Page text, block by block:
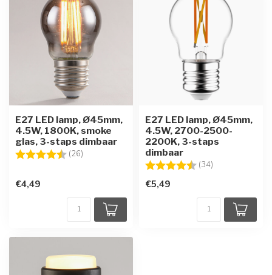
E27 LED lamp, Ø45mm,
4.5W, 1800K, smoke
glas, 3-staps dimbaar
Beoordeling: (26)
€4,49
E27 LED lamp, Ø45mm,
4.5W, 2700-2500-
2200K, 3-staps
dimbaar
Beoordeling: (34)
€5,49